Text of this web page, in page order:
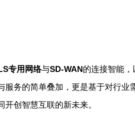
专用网络与SD-WAN的连接智能
务的简单叠加，更是基于对行
创智慧互联的新未来。